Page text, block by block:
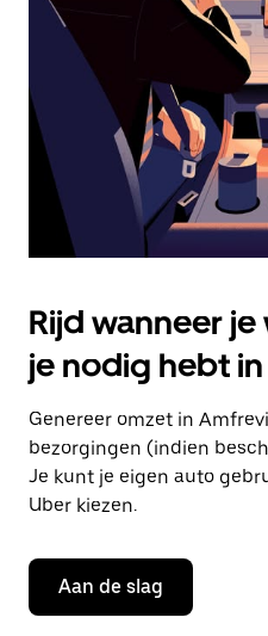
Escape
agenda
te
sluiten.
Rijd wanneer
je nodig hebt
Genereer omzet in
bezorgingen (indien
Je kunt je eigen auto
Uber kiezen.
Aan de slag